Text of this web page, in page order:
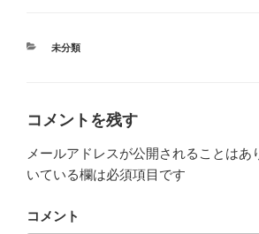
カ
ー
未分類
コメントを残す
メールアドレスが公開されることはあ
いている欄は必須項目です
コメント